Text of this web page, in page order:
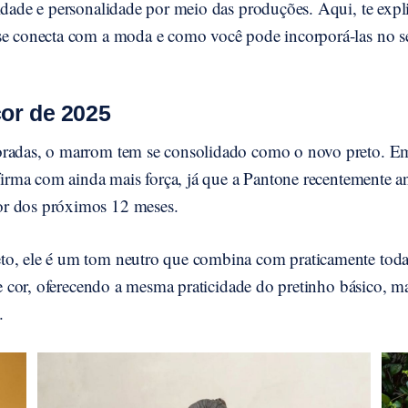
e personalidade por meio das produções. Aqui, te
conecta com a moda e como você pode incorporá-las no
de 2025
o marrom tem se consolidado como o novo preto.
com ainda mais força, já que a Pantone recentemente
dos próximos 12 meses.
ele é um tom neutro que combina com praticamente
cor, oferecendo a mesma praticidade do pretinho básico,